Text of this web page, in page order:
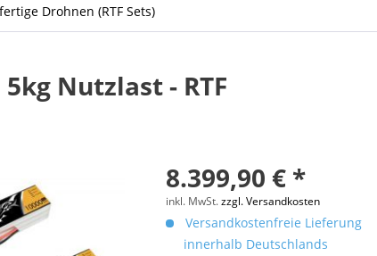
Drohnen (RTF Sets)
Nutzlast - RTF
8.399,90 € *
inkl. MwSt.zzgl. Versandkosten
Versandkostenfreie Lieferung
innerhalb Deutschlands